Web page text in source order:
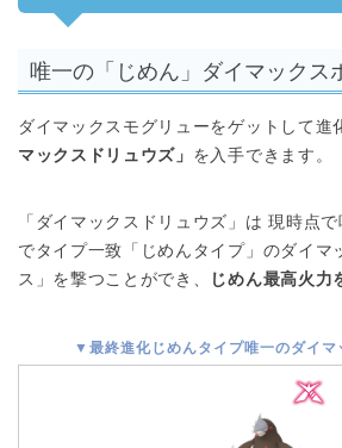
唯一の「じめん」ダイマックス
ダイマックスモグリューをゲットして進
マックスドリュウズ」 を入手できます。
「ダイマックスドリュウズ」は 現時点
でタイプ一致「じめんタイプ」のダイマ
ス」を撃つことができ、
じめん最高火力
▼最終進化じめんタイプ唯一のダイマ